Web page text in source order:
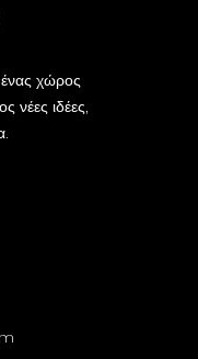
χώρος
νέες ιδέες,